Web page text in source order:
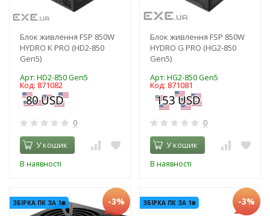
Блок живлення FSP 850W
HYDRO K PRO (HD2-850
Gen5)
Арт: HD2-850 Gen5
Код: 871082
0
У кошик
В наявності
Блок живлення FSP 850W
HYDRO G PRO (HG2-850
Gen5)
Арт: HG2-850 Gen5
Код: 871081
0
У кошик
В наявності
ЗБІРКА ПК ЗА 1₴ -3% ЗБІРКА ПК ЗА 1₴ -3%